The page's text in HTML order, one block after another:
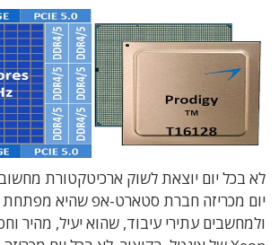
לא בכל יום יוצאת לשוק ארכיטקטורת
יום מכריזה חברת סטארט-אפ שהיא
ולמחשבים עתירי עיבוד, שהוא יעיל, מהיר